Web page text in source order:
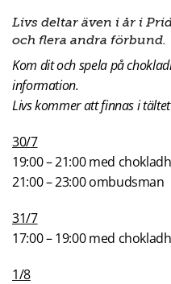
Livs deltar även i år i
och flera andra förbund.
Kom dit och spela på
information.
Livs kommer att finnas i
30/7
19:00 – 21:00 med
21:00 – 23:00 ombudsman
31/7
17:00 – 19:00 med
1/8